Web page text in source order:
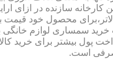
کارخانه سازنده در ازای
محصول خود قیمت
خرید سمساری لوازم خانگی
پول بیشتر برای خرید
است.